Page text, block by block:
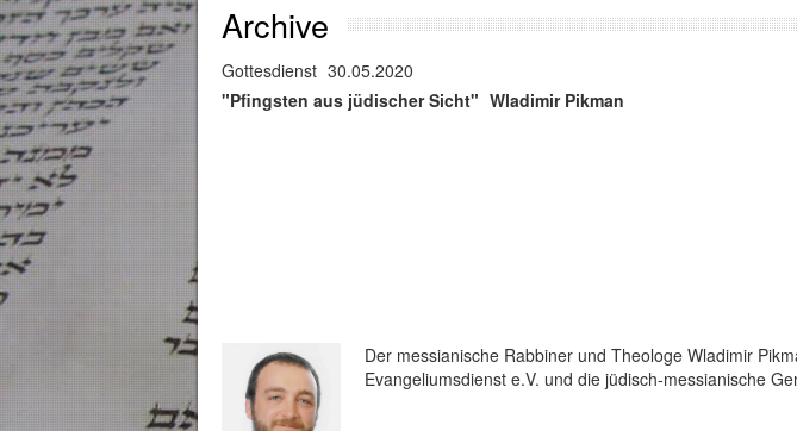
Archive
Gottesdienst 30.05.2020
"Pfingsten aus jüdischer Sicht" Wladimir Pikman
Der messianische Rabbiner und Theologe Wladimir
Evangeliumsdienst e.V. und die jüdisch-messianische